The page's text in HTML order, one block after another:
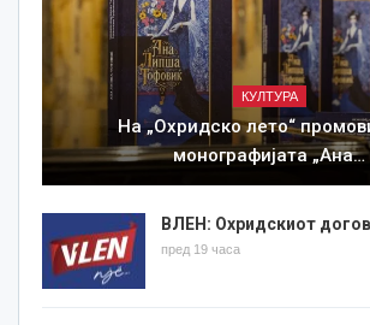
КУЛТУРА
На „Охридско лето“
монографијата „Ана…
ВЛЕН: Охридскиот
пред 19 часа